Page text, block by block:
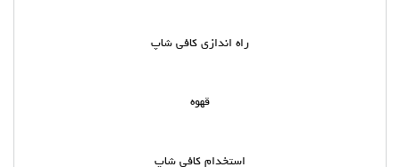
راه اندازی کافی شاپ
قهوه
استخدام کافی شاپ